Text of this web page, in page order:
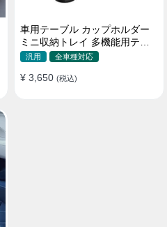
車用テーブル カップホルダー
ミニ収納トレイ 多機能用テー
ブル 食事 物置き用 高品質
汎用 全車種対応
¥ 3,650 (税込)